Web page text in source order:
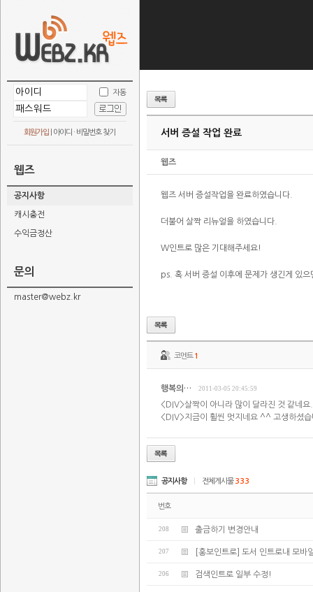
자동
회원가입 아이디 · 비밀번호 찾기
웹즈
공지사항
캐시충전
수익금정산
문의
master@webz.kr
서버 증설 작업 완료
웹즈
웹즈 서버 증설작업을 완료하였습니다.
더불어 살짝 리뉴얼을 하였습니다.
W인트로 많은 기대해주세요!
ps. 혹 서버 증설 이후에 문제가 생긴게 있
코멘트1
행복의… 2011-03-05 20:45:59
<DIV>살짝이 아니라 많이 달라진 것 같네
<DIV>지금이 휠씬 멋지네요 ^^ 고생하셨
공지사항 전체게시물333
번호
208 출금하기 변경안내
207 [홍보인트로] 도서 인트로내 모바
206 검색인트로 일부 수정!